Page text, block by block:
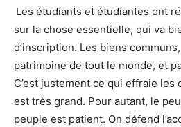
Les étudiants et étudiantes ont
sur la chose essentielle, qui va
d’inscription. Les biens communs,
patrimoine de tout le monde, et
C’est justement ce qui effraie les
est très grand. Pour autant, le
peuple est patient. On défend